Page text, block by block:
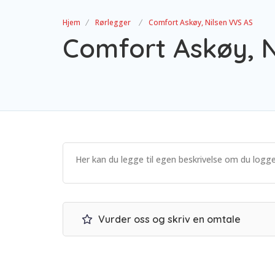
Hjem Rørlegger Comfort Askøy, Nilsen VVS AS
Comfort Askøy,
Her kan du legge til egen beskrivelse om du
Vurder oss og skriv en omtale